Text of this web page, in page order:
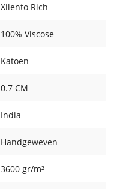
Xilento Rich
100% Viscose
Katoen
0.7 CM
India
Handgeweven
3600 gr/m²